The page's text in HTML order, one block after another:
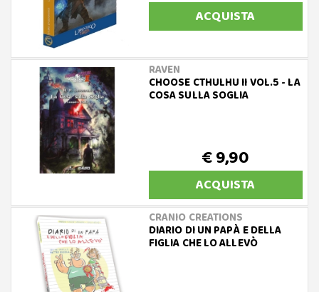
ACQUISTA
RAVEN
CHOOSE CTHULHU II VOL.5 - LA
COSA SULLA SOGLIA
€ 9,90
ACQUISTA
CRANIO CREATIONS
DIARIO DI UN PAPÀ E DELLA
FIGLIA CHE LO ALLEVÒ